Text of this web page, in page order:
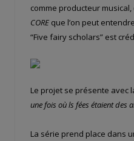
comme producteur musical,
CORE que l’on peut
“Five fairy scholars” est
Le projet se présente avec
une fois où ls fées étaient des
La série prend place dans